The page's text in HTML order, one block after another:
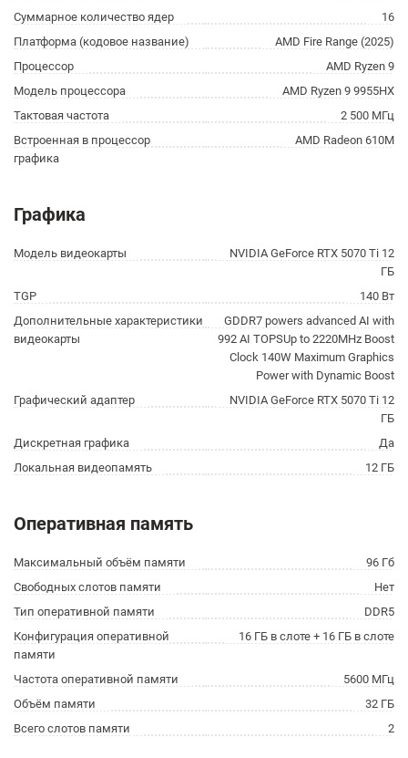
Суммарное количество ядер
16
Платформа (кодовое название)
AMD Fire Range (2025)
Процессор
AMD Ryzen 9
Модель процессора
AMD Ryzen 9 9955HX
Тактовая частота
2 500 МГц
Встроенная в процессор
графика
AMD Radeon 610M
Графика
Модель видеокарты
NVIDIA GeForce RTX 5070 Ti 12
ГБ
TGP
140 Вт
Дополнительные характеристики
видеокарты
GDDR7 powers advanced AI with
992 AI TOPSUp to 2220MHz Boost
Clock 140W Maximum Graphics
Power with Dynamic Boost
Графический адаптер
NVIDIA GeForce RTX 5070 Ti 12
ГБ
Дискретная графика
Да
Локальная видеопамять
12 ГБ
Оперативная память
Максимальный объём памяти
96 Гб
Свободных слотов памяти
Нет
Тип оперативной памяти
DDR5
Конфигурация оперативной
памяти
16 ГБ в слоте + 16 ГБ в слоте
Частота оперативной памяти
5600 МГц
Объём памяти
32 ГБ
Всего слотов памяти
2